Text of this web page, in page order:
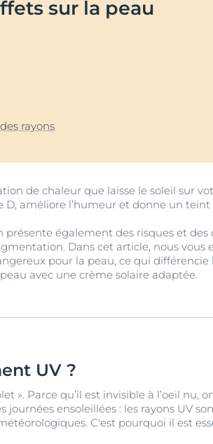
de la peau
SPF 30 Hyaluron-Filler +3x Effect
Voir tous les
sur la peau
rayons
de chaleur que laisse le soleil sur
améliore l’humeur et donne un teint
présente également des risques et
Dans cet article, nous vous
pour la peau, ce qui
avec une crème solaire adaptée.
UV ?
». Parce qu’il est invisible à l’oeil nu,
ensoleillées : les rayons UV
C'est pourquoi il est